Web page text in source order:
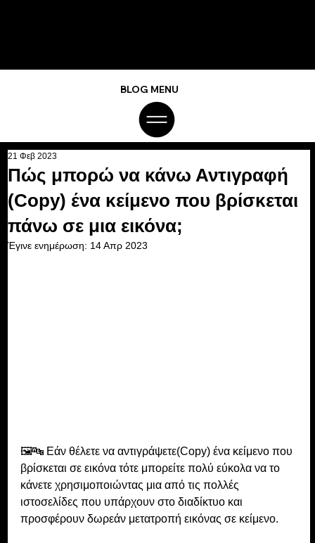
BLOG MENU
Πώς μπορώ να κάνω Αντιγραφή
(Copy) ένα κείμενο που βρίσκεται
πάνω σε μια εικόνα;
21 Φεβ 2023
Έγινε ενημέρωση: 14 Απρ 2023
🖼🔤 Εάν θέλετε να αντιγράψετε(Copy) ένα κείμενο που
βρίσκεται σε εικόνα τότε μπορείτε πολύ εύκολα να το
κάνετε χρησιμοποιώντας μια από τις πολλές
ιστοσελίδες που υπάρχουν στο διαδίκτυο και
προσφέρουν δωρεάν μετατροπή εικόνας σε κείμενο.